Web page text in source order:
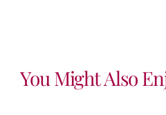
You Might Also